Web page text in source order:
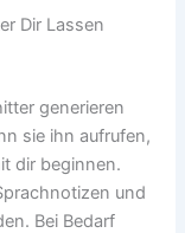
Dir Lassen
generieren
sie ihn aufrufen,
dir beginnen.
und
Bei Bedarf